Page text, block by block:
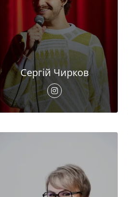
Сергій Чирков